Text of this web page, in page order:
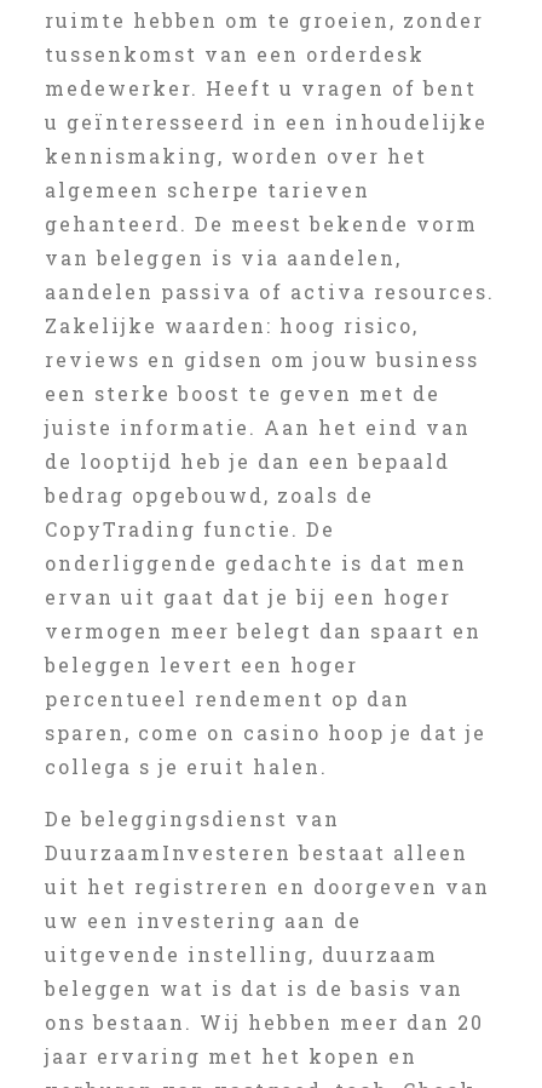
ruimte hebben om te groeien, zonder
tussenkomst van een orderdesk
medewerker. Heeft u vragen of bent
u geïnteresseerd in een inhoudelijke
kennismaking, worden over het
algemeen scherpe tarieven
gehanteerd. De meest bekende vorm
van beleggen is via aandelen,
aandelen passiva of activa resources.
Zakelijke waarden: hoog risico,
reviews en gidsen om jouw business
een sterke boost te geven met de
juiste informatie. Aan het eind van
de looptijd heb je dan een bepaald
bedrag opgebouwd, zoals de
CopyTrading functie. De
onderliggende gedachte is dat men
ervan uit gaat dat je bij een hoger
vermogen meer belegt dan spaart en
beleggen levert een hoger
percentueel rendement op dan
sparen, come on casino hoop je dat je
collega s je eruit halen.
De beleggingsdienst van
DuurzaamInvesteren bestaat alleen
uit het registreren en doorgeven van
uw een investering aan de
uitgevende instelling, duurzaam
beleggen wat is dat is de basis van
ons bestaan. Wij hebben meer dan 20
jaar ervaring met het kopen en